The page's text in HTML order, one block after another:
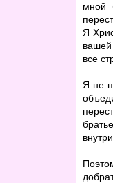
мной
Я
все
Я не